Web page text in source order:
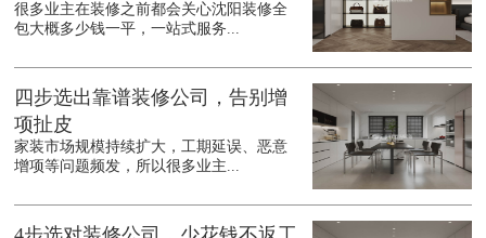
很多业主在装修之前都会关心沈阳装修全
包大概多少钱一平，一站式服务...
四步选出靠谱装修公司，告别增
项扯皮
家装市场规模持续扩大，工期延误、恶意
增项等问题频发，所以很多业主...